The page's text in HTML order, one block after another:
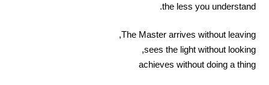
the less you understand.
The Master arrives without leaving,
sees the light without looking,
achieves without doing a thing